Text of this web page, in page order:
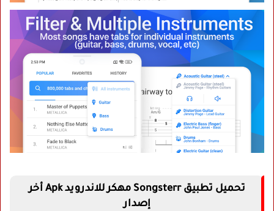
تحميل تطبيق Songsterr مهكر للاندرويد Apk أخر
إصدار